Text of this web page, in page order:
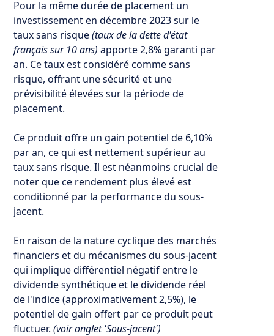
Pour la même durée de placement un
investissement en décembre 2023 sur le
taux sans risque(taux de la dette d'état
français sur 10 ans) apporte 2,8% garanti par
an. Ce taux est considéré comme sans
risque, offrant une sécurité et une
prévisibilité élevées sur la période de
placement.
Ce produit offre un gain potentiel de 6,10%
par an, ce qui est nettement supérieur au
taux sans risque. Il est néanmoins crucial de
noter que ce rendement plus élevé est
conditionné par la performance du sous-
jacent.
En raison de la nature cyclique des marchés
financiers et du mécanismes du sous-jacent
qui implique différentiel négatif entre le
dividende synthétique et le dividende réel
de l'indice (approximativement 2,5%), le
potentiel de gain offert par ce produit peut
fluctuer.(voir onglet 'Sous-jacent')